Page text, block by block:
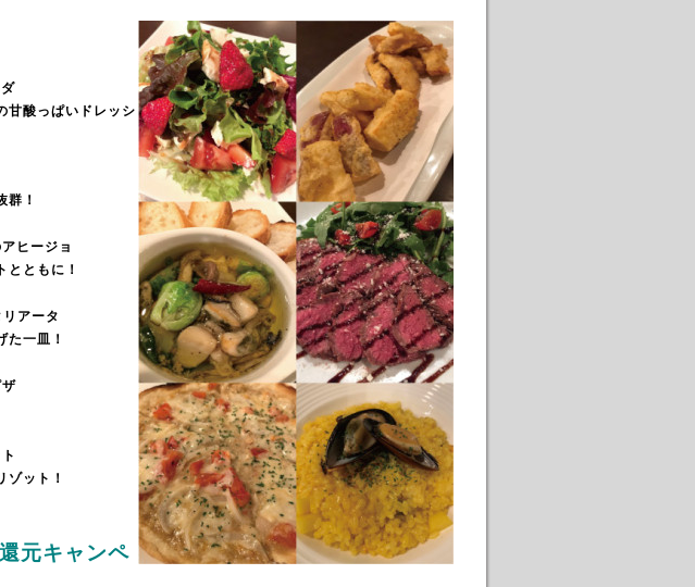
甘酸っぱいドレッシ
群！
ヒージョ
とともに！
アータ
た一皿！
ゾット！
元キャンペ